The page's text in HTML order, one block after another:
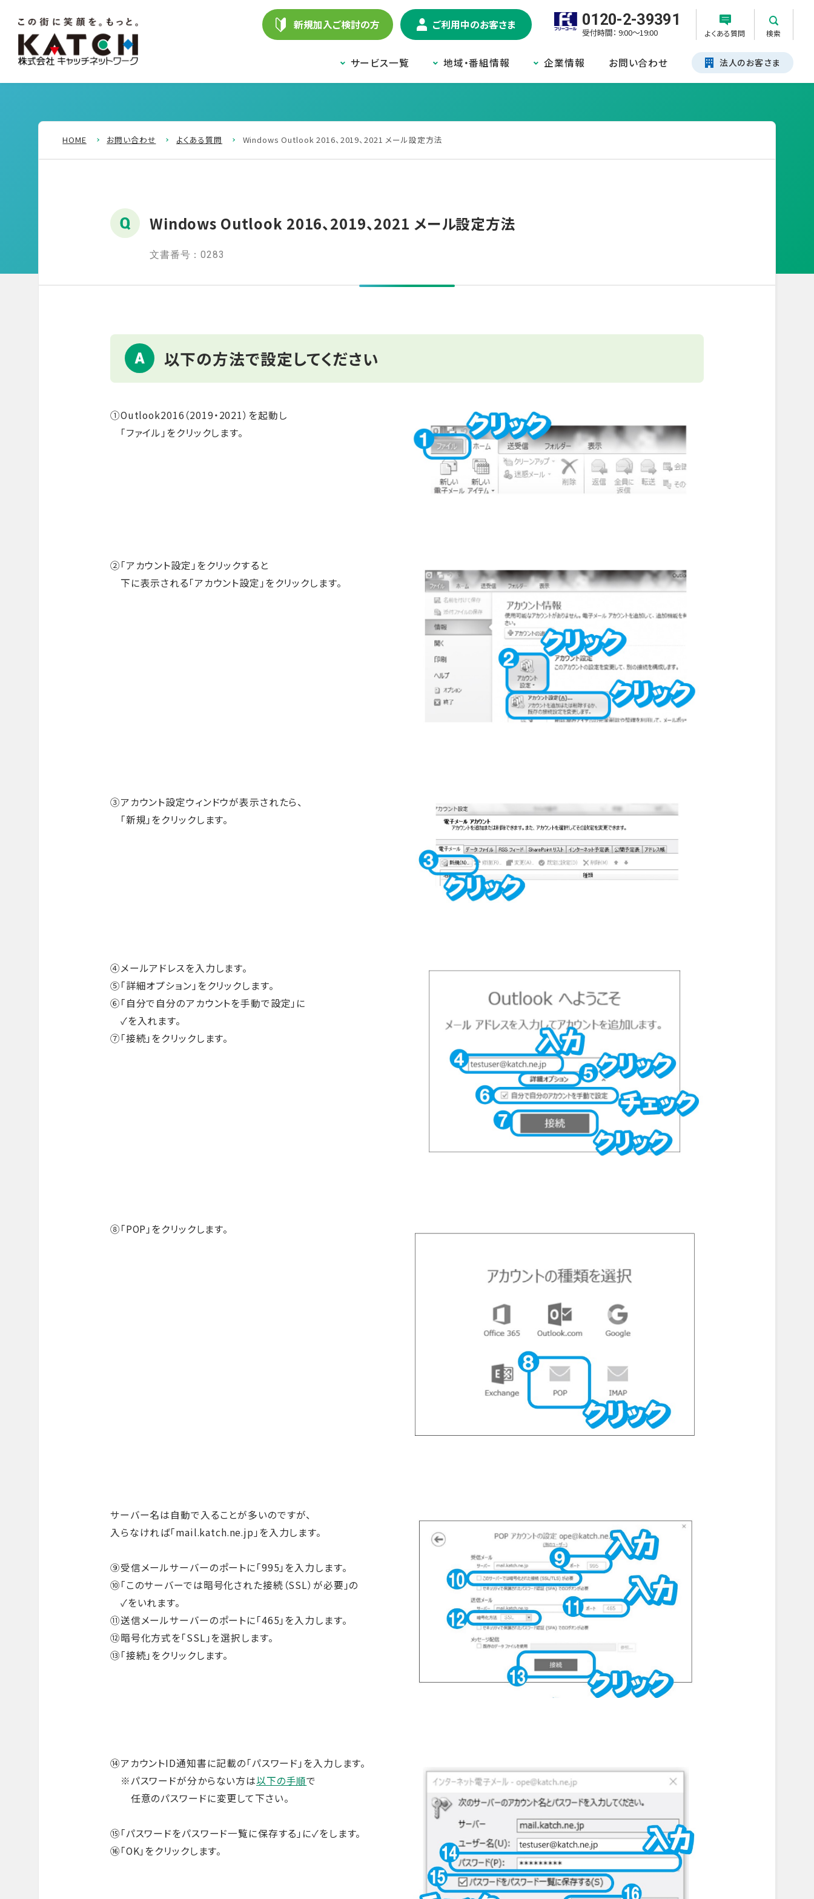
新規加入ご検討の方 ご利用中のお客さま 0120-2-39391
受付時間： 9:00～19:00 よくある質問 検索
サービス一覧 地域・番組情報 企業情報 お問い合わせ 法人のお客さま
HOME お問い合わせ よくある質問 Windows Outlook 2016、2019、2021 メール設定方法
Windows Outlook 2016、2019、2021 メール設定方法
文書番号：0283
以下の方法で設定してください
①Outlook2016（2019・2021）を起動し
「ファイル」をクリックします。
②「アカウント設定」をクリックすると
下に表示される「アカウント設定」をクリックします。
③アカウント設定ウィンドウが表示されたら、
「新規」をクリックします。
④メールアドレスを入力します。
⑤「詳細オプション」をクリックします。
⑥「自分で自分のアカウントを手動で設定」に
✓を入れます。
⑦「接続」をクリックします。
⑧「POP」をクリックします。
サーバー名は自動で入ることが多いのですが、
入らなければ「mail.katch.ne.jp」を入力します。
⑨受信メールサーバーのポートに「995」を入力します。
⑩「このサーバーでは暗号化された接続（SSL）が必要」の
✓をいれます。
⑪送信メールサーバーのポートに「465」を入力します。
⑫暗号化方式を「SSL」を選択します。
⑬「接続」をクリックします。
⑭アカウントID通知書に記載の「パスワード」を入力します。
※パスワードが分からない方は以下の手順で
任意のパスワードに変更して下さい。
⑮「パスワードをパスワード一覧に保存する」に✓をします。
⑯「OK」をクリックします。